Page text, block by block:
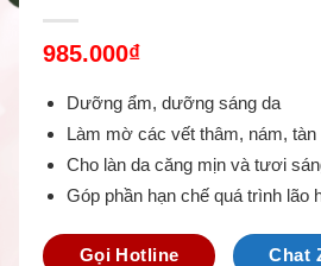
985.000₫
Dưỡng ẩm, dưỡng sáng da
Làm mờ các vết thâm, nám, tàn
Cho làn da căng mịn và tươi
Góp phần hạn chế quá trình lão
Gọi Hotline Chat